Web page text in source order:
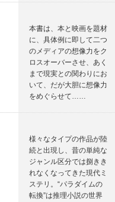
本書は、本と映画を題材
に、具体例に即して二つ
のメディアの想像力をク
ロスオーバーさせ、あく
まで現実との関わりにお
いて、だが大胆に想像力
をめぐらせて……
様々なタイプの作品が陸
続と出現し、昔の単純な
ジャンル区分では捌きき
れなくなってきた現代ミ
ステリ。“パラダイムの
転換”は推理小説の世界